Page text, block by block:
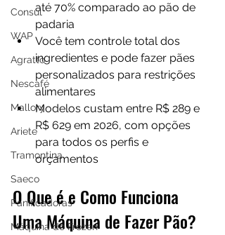
Consul
WAP
Agratto
Nescafé
Mallory
Ariete
Tramontina
Saeco
Panificadoras
Máquina de Frozen
até 70% comparado ao pão de
padaria
Você tem controle total dos
ingredientes e pode fazer pães
personalizados para restrições
alimentares
Modelos custam entre R$ 289 e
R$ 629 em 2026, com opções
para todos os perfis e
orçamentos
O Que é e Como Funciona
Uma Máquina de Fazer Pão?